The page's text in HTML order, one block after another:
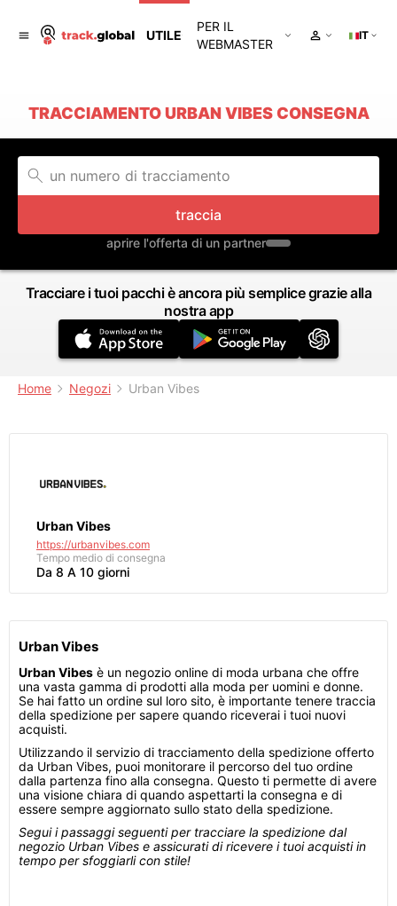
UTILE
PER IL
WEBMASTER
IT
TRACCIAMENTO URBAN VIBES CONSEGNA
traccia
aprire l'offerta di un partner
Tracciare i tuoi pacchi è ancora più semplice grazie alla
nostra app
Home Negozi Urban Vibes
Urban Vibes
https://urbanvibes.com
Tempo medio di consegna
Da 8 A 10 giorni
Urban Vibes
Urban Vibes è un negozio online di moda urbana che offre
una vasta gamma di prodotti alla moda per uomini e donne.
Se hai fatto un ordine sul loro sito, è importante tenere traccia
della spedizione per sapere quando riceverai i tuoi nuovi
acquisti.
Utilizzando il servizio di tracciamento della spedizione offerto
da Urban Vibes, puoi monitorare il percorso del tuo ordine
dalla partenza fino alla consegna. Questo ti permette di avere
una visione chiara di quando aspettarti la consegna e di
essere sempre aggiornato sullo stato della spedizione.
Segui i passaggi seguenti per tracciare la spedizione dal
negozio Urban Vibes e assicurati di ricevere i tuoi acquisti in
tempo per sfoggiarli con stile!